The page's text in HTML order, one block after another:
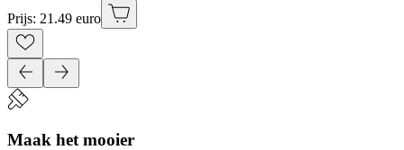
Prijs: 21.49 euro
Maak het mooier